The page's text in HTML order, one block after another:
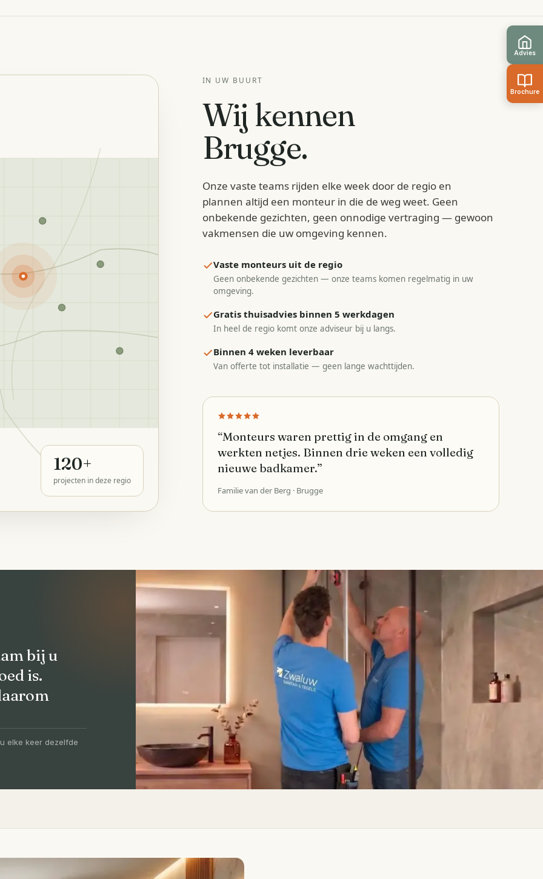
120+
projecten in deze regio
IN UW BUURT
Wij kennen
Brugge.
Onze vaste teams rijden elke week door de regio en
plannen altijd een monteur in die de weg weet. Geen
onbekende gezichten, geen onnodige vertraging — gewoon
vakmensen die uw omgeving kennen.
Vaste monteurs uit de regio
Geen onbekende gezichten — onze teams komen regelmatig in uw
omgeving.
Gratis thuisadvies binnen 5 werkdagen
In heel de regio komt onze adviseur bij u langs.
Binnen 4 weken leverbaar
Van offerte tot installatie — geen lange wachttijden.
“Monteurs waren prettig in de omgang en
werkten netjes. Binnen drie weken een volledig
nieuwe badkamer.”
Familie van der Berg · Brugge
bij u
is.
elke keer dezelfde
dagen